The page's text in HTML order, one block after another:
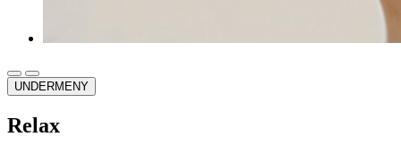
UNDERMENY
Relax